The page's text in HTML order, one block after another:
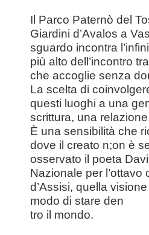
Il Parco Paternò del
Giardini d’Avalos a
sguardo incontra
più alto dell’incontro
che accoglie senza
La scelta di
questi luoghi a una
scrittura, una
È una sensibilità che
dove il creato n;on è
osservato il poeta
Nazionale per
d’Assisi, quella
modo di stare den
tro il mondo.